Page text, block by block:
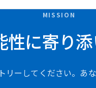
MISSION
に寄り添
ーしてください。あ